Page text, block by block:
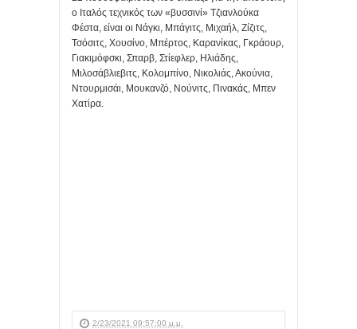
o Ιταλός τεχνικός των «βυσσινί» Τζιανλούκα
Φέστα, είναι οι Νάγκι, Μπάγιτς, Μιχαήλ, Ζίζιτς,
Τσόσιτς, Χουσίνο, Μπέρτος, Καρανίκας, Γκράουρ,
Γιακιμόφσκι, Σπαρβ, Στίεφλερ, Ηλιάδης,
Μιλοσάβλιεβιτς, Κολομπίνο, Νικολιάς, Ακούνια,
Ντουρμισάι, Μουκανζό, Νούνιτς, Πινακάς, Μπεν
Χατίρα.
2/23/2021 09:57:00 μ.μ.